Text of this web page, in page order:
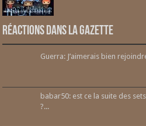
Réactions dans la gazette
Guerra: J’aimerais bien
babar50: est ce la suite des
?...